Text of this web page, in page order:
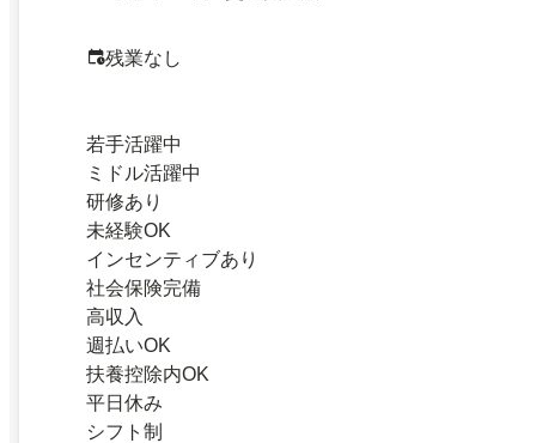
残業なし
若手活躍中
ミドル活躍中
研修あり
未経験OK
インセンティブあり
社会保険完備
高収入
週払いOK
扶養控除内OK
平日休み
シフト制